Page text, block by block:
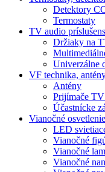
Detektory
Termostaty
TV audio
Držiaky na
Univerzálne
VF technika,
Antény
Prijímače
Účastnícke
Vianočné
LED
Vianočné
Vianočné
Vianočné